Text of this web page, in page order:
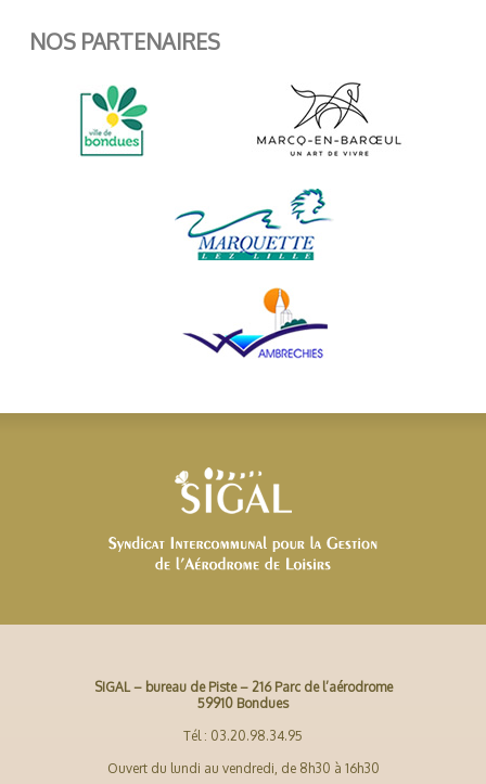
NOS PARTENAIRES
SIGAL – bureau de Piste – 216 Parc de l’aérodrome
59910 Bondues
Tél : 03.20.98.34.95
Ouvert du lundi au vendredi, de 8h30 à 16h30